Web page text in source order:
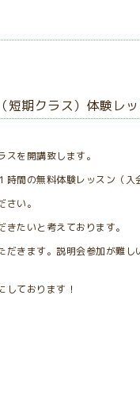
期クラス）体験レッ
を開講致します。
時間の無料体験レッスン（入
い。
たいと考えております。
だきます。説明会参加が難
しております！